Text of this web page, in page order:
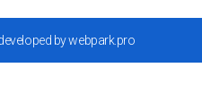
by webpark.pro